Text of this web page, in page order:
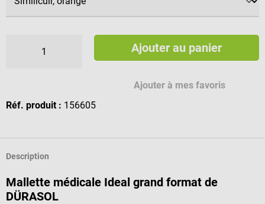
Ajouter au panier
Ajouter à mes favoris
Réf. produit : 156605
Description
Mallette médicale Ideal grand format de
DÜRASOL